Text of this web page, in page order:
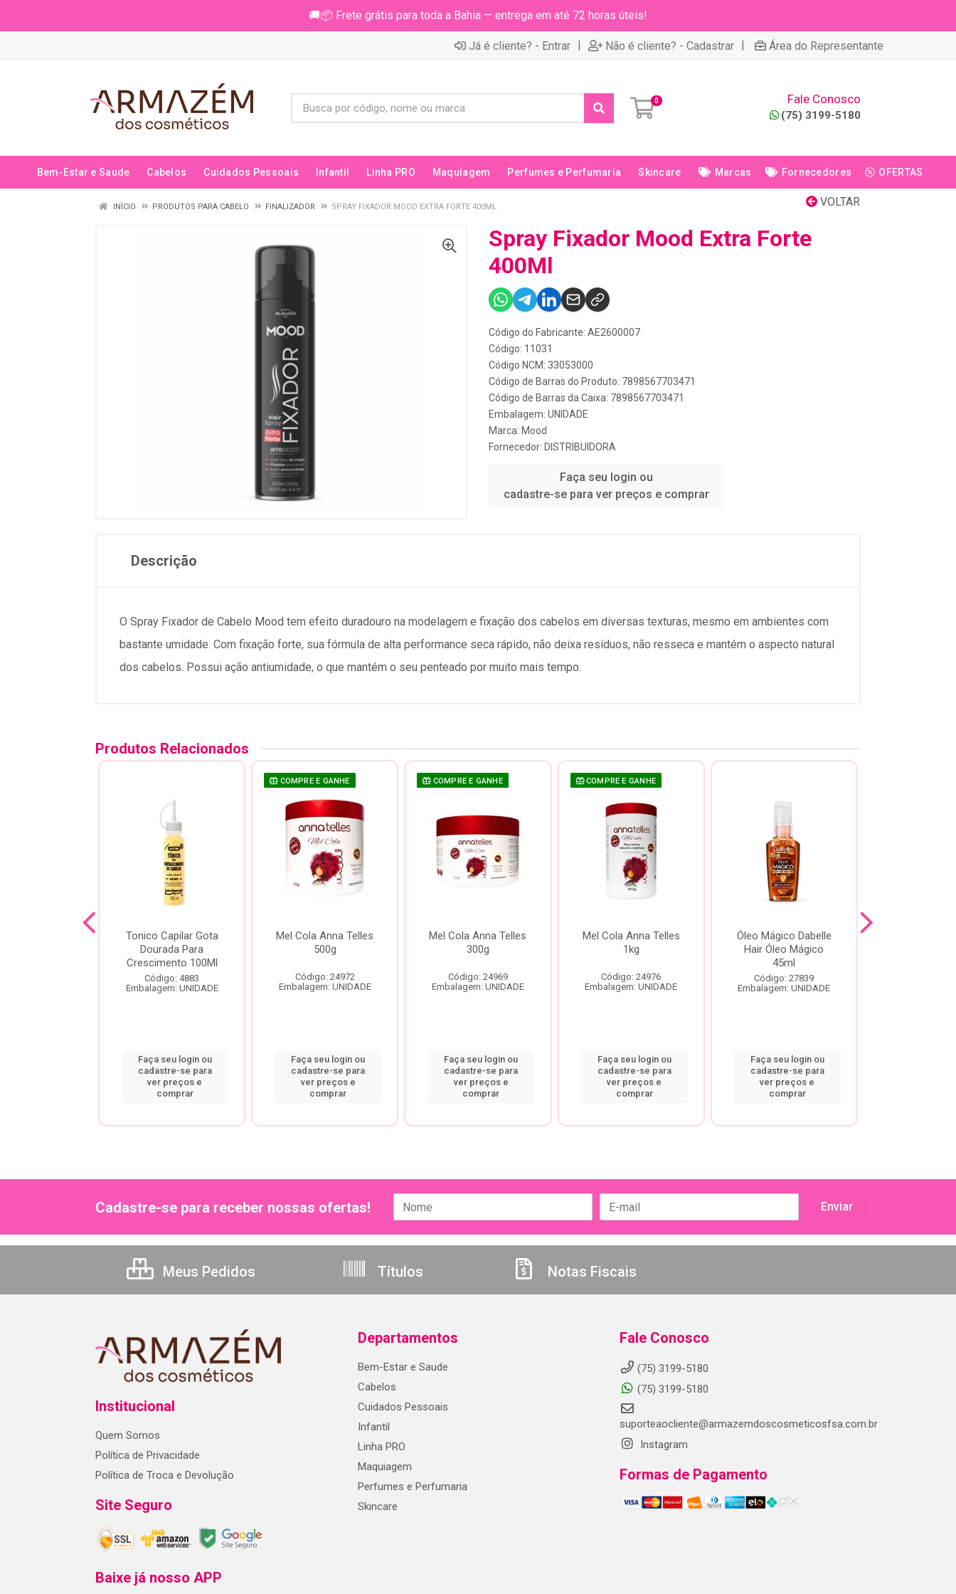
🚚📦 Frete grátis para toda a Bahia — entrega em até 72 horas úteis!
Já é cliente? - Entrar | Não é cliente? - Cadastrar | Área do Representante
0 Fale Conosco
(75) 3199-5180
Bem-Estar e Saude Cabelos Cuidados Pessoais Infantil Linha PRO Maquiagem Perfumes e Perfumaria Skincare Marcas Fornecedores OFERTAS
VOLTAR
INÍCIO PRODUTOS PARA CABELO FINALIZADOR SPRAY FIXADOR MOOD EXTRA FORTE 400ML
Spray Fixador Mood Extra Forte
400Ml
Código do Fabricante: AE2600007
Código: 11031
Código NCM: 33053000
Código de Barras do Produto: 7898567703471
Código de Barras da Caixa: 7898567703471
Embalagem: UNIDADE
Marca: Mood
Fornecedor: DISTRIBUIDORA
Faça seu login ou
cadastre-se para ver preços e comprar
Descrição
O Spray Fixador de Cabelo Mood tem efeito duradouro na modelagem e fixação dos cabelos em diversas texturas, mesmo em ambientes com
bastante umidade. Com fixação forte, sua fórmula de alta performance seca rápido, não deixa resíduos, não resseca e mantém o aspecto natural
dos cabelos. Possui ação antiumidade, o que mantém o seu penteado por muito mais tempo.
Produtos Relacionados
Tonico Capilar Gota
Dourada Para
Crescimento 100Ml
Código: 4883
Embalagem: UNIDADE
Faça seu login ou
cadastre-se para
ver preços e
comprar
COMPRE E GANHE
Mel Cola Anna Telles
500g
Código: 24972
Embalagem: UNIDADE
Faça seu login ou
cadastre-se para
ver preços e
comprar
COMPRE E GANHE
Mel Cola Anna Telles
300g
Código: 24969
Embalagem: UNIDADE
Faça seu login ou
cadastre-se para
ver preços e
comprar
COMPRE E GANHE
Mel Cola Anna Telles
1kg
Código: 24976
Embalagem: UNIDADE
Faça seu login ou
cadastre-se para
ver preços e
comprar
Óleo Mágico Dabelle
Hair Óleo Mágico
45ml
Código: 27839
Embalagem: UNIDADE
Faça seu login ou
cadastre-se para
ver preços e
comprar
Cadastre-se para receber nossas ofertas!
Meus Pedidos Títulos Notas Fiscais
Institucional
Quem Somos
Política de Privacidade
Política de Troca e Devolução
Site Seguro
Baixe já nosso APP
Departamentos
Bem-Estar e Saude
Cabelos
Cuidados Pessoais
Infantil
Linha PRO
Maquiagem
Perfumes e Perfumaria
Skincare
Fale Conosco
(75) 3199-5180
(75) 3199-5180
suporteaocliente@armazemdoscosmeticosfsa.com.br
Instagram
Formas de Pagamento